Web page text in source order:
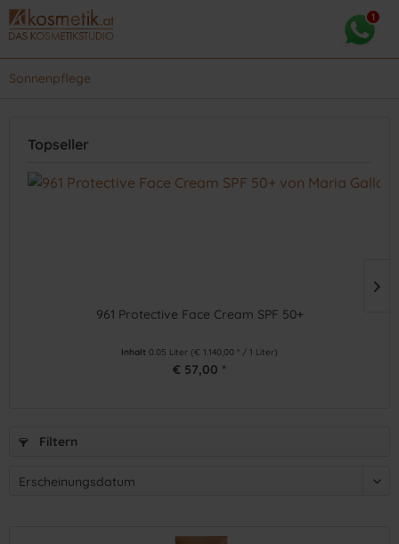
Sonnenpflege
Topseller
961 Protective Face Cream SPF 50+
Inhalt 0.05 Liter (€ 1.140,00 * / 1 Liter)
€ 57,00 *
Filtern